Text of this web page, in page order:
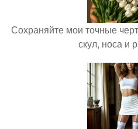
Сохраняйте мои точные
скул, носа и